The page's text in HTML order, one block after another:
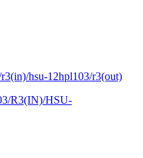
R3(IN)/HSU-